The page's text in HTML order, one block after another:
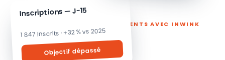
Inscriptions — J-15
1 847 inscrits · +32 % vs 2025
Objectif dépassé
ILS PILOTENT LEURS ÉVÉNEMENTS AVEC INWINK